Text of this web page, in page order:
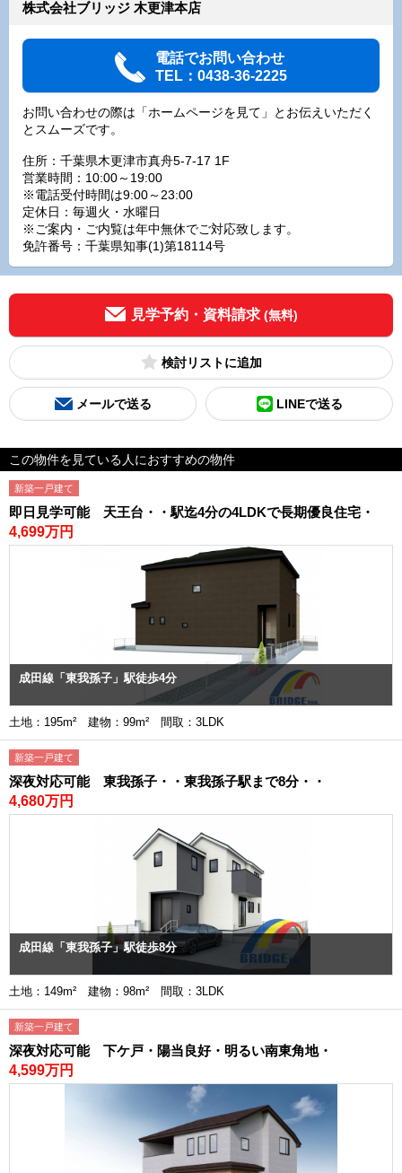
株式会社ブリッジ 木更津本店
電話でお問い合わせ
TEL：0438-36-2225
お問い合わせの際は「ホームページを見て」とお伝えいただく
とスムーズです。
住所：千葉県木更津市真舟5-7-17 1F
営業時間：10:00～19:00
※電話受付時間は9:00～23:00
定休日：毎週火・水曜日
※ご案内・ご内覧は年中無休でご対応致します。
免許番号：千葉県知事(1)第18114号
見学予約・資料請求 (無料)
検討リスト
メールで送る LINEで送る
この物件を見ている人におすすめの物件
新築一戸建て
即日見学可能 天王台・・駅迄4分の4LDKで長期優良住宅・
4,699万円
成田線「東我孫子」駅徒歩4分
土地：195m² 建物：99m² 間取：3LDK
新築一戸建て
深夜対応可能 東我孫子・・東我孫子駅まで8分・・
4,680万円
成田線「東我孫子」駅徒歩8分
土地：149m² 建物：98m² 間取：3LDK
新築一戸建て
深夜対応可能 下ケ戸・陽当良好・明るい南東角地・
4,599万円